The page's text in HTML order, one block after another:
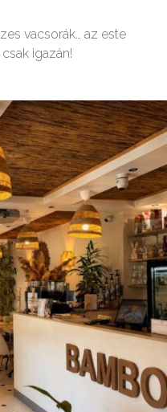
vacsorák… az este
igazán!